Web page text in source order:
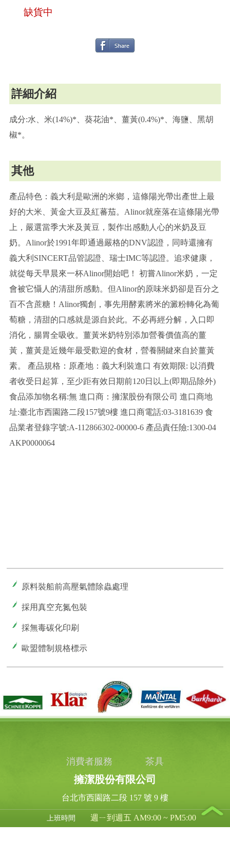
缺貨中
詳細介紹
成分:水、米(14%)*、葵花油*、薑黃(0.4%)*、海鹽、黑胡
椒*。
其他
產品特色：義大利是歐洲的米鄉，這條陽光帶出產世上最
好的大米、黃金大豆及紅蕃茄。Alinor就座落在這條陽光帶
上，嚴選當季大米及黃豆，製作出感動人心的米奶及豆
奶。Alinor於1991年即通過嚴格的DNV認證，同時還擁有
義大利SINCERT品管認證、瑞士IMC等認證。追求健康，
就從每天早晨來一杯Alinor開始吧！ 初嘗Alinor米奶，一定
會被它懾人的清甜所感動。但Alinor的原味米奶卻是百分之
百不含蔗糖！Alinor獨創，事先用酵素將米的澱粉轉化為葡
萄糖，清甜的口感就是源自於此。不必再經分解，入口即
消化，腸胃全吸收。薑黃米奶特別添加營養價值高的薑
黃，薑黃是近幾年最受歡迎的食材，營養關鍵來自於薑黃
素。 產品規格：原產地：義大利裝進口 有效期限: 以消費
者收受日起算，至少距有效日期前120日以上(即期品除外)
食品添加物名稱:無 進口商：擁潔股份有限公司 進口商地
址:臺北市西園路二段157號9樓 進口商電話:03-3181639 食
品業者登錄字號:A-112866302-00000-6 產品責任險:1300-04
AKP0000064
原料裝船前高壓氣體除蟲處理
採用真空充氮包裝
採無毒碳化印刷
歐盟體制規格標示
消費者服務 茶具
擁潔股份有限公司
台北市西園路二段 157 號 9 樓
上班時間 週ㄧ到週五 AM9:00 ~ PM5:00